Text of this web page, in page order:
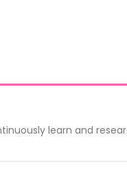
learn and